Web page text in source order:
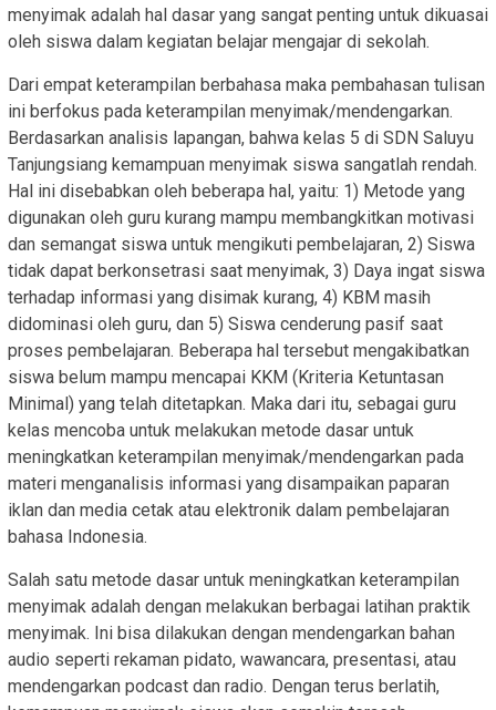
menyimak adalah hal dasar yang sangat penting untuk dikuasai
oleh siswa dalam kegiatan belajar mengajar di sekolah.
Dari empat keterampilan berbahasa maka pembahasan tulisan
ini berfokus pada keterampilan menyimak/mendengarkan.
Berdasarkan analisis lapangan, bahwa kelas 5 di SDN Saluyu
Tanjungsiang kemampuan menyimak siswa sangatlah rendah.
Hal ini disebabkan oleh beberapa hal, yaitu: 1) Metode yang
digunakan oleh guru kurang mampu membangkitkan motivasi
dan semangat siswa untuk mengikuti pembelajaran, 2) Siswa
tidak dapat berkonsetrasi saat menyimak, 3) Daya ingat siswa
terhadap informasi yang disimak kurang, 4) KBM masih
didominasi oleh guru, dan 5) Siswa cenderung pasif saat
proses pembelajaran. Beberapa hal tersebut mengakibatkan
siswa belum mampu mencapai KKM (Kriteria Ketuntasan
Minimal) yang telah ditetapkan. Maka dari itu, sebagai guru
kelas mencoba untuk melakukan metode dasar untuk
meningkatkan keterampilan menyimak/mendengarkan pada
materi menganalisis informasi yang disampaikan paparan
iklan dan media cetak atau elektronik dalam pembelajaran
bahasa Indonesia.
Salah satu metode dasar untuk meningkatkan keterampilan
menyimak adalah dengan melakukan berbagai latihan praktik
menyimak. Ini bisa dilakukan dengan mendengarkan bahan
audio seperti rekaman pidato, wawancara, presentasi, atau
mendengarkan podcast dan radio. Dengan terus berlatih,